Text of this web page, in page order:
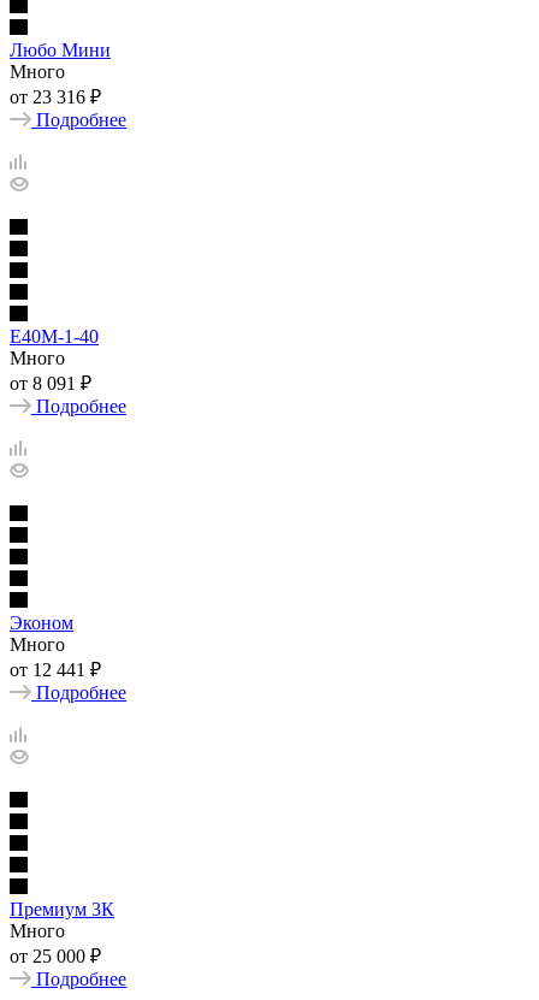
Любо Мини
Много
от 23 316 ₽
Подробнее
Е40М-1-40
Много
от 8 091 ₽
Подробнее
Эконом
Много
от 12 441 ₽
Подробнее
Премиум 3К
Много
от 25 000 ₽
Подробнее